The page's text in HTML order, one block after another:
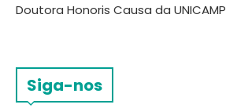
Doutora Honoris Causa da UNICAMP
Siga-nos